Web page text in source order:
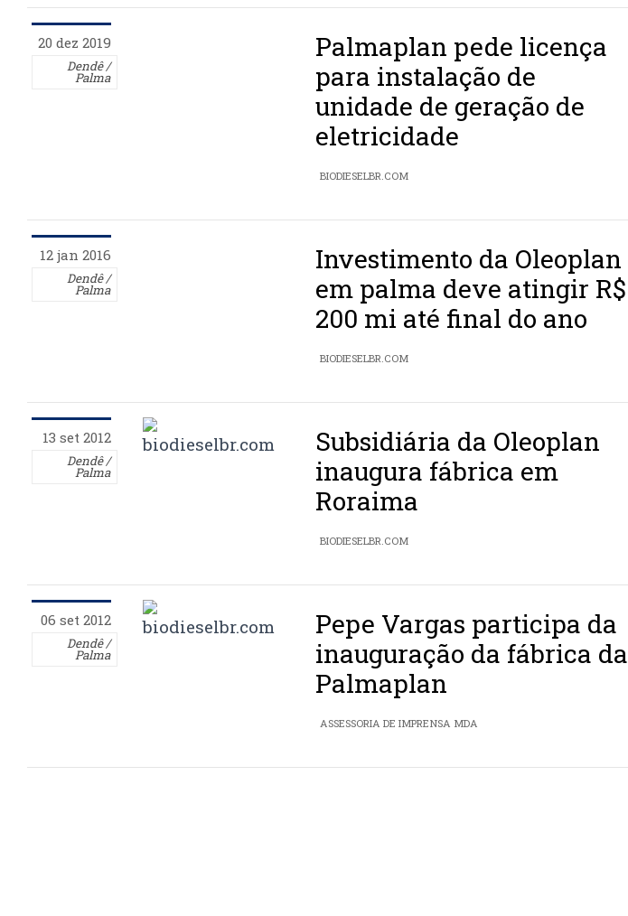
20 dez 2019
Dendê /
Palma
Palmaplan pede licença
para instalação de
unidade de geração de
eletricidade
BIODIESELBR.COM
12 jan 2016
Dendê /
Palma
Investimento da Oleoplan
em palma deve atingir R$
200 mi até final do ano
BIODIESELBR.COM
13 set 2012
Dendê /
Palma
Subsidiária da Oleoplan
inaugura fábrica em
Roraima
BIODIESELBR.COM
06 set 2012
Dendê /
Palma
Pepe Vargas participa da
inauguração da fábrica da
Palmaplan
ASSESSORIA DE IMPRENSA MDA